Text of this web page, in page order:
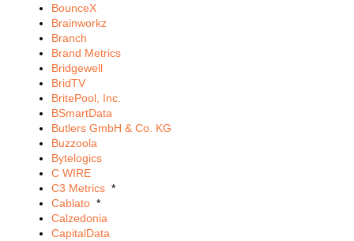
BounceX
Brainworkz
Branch
Brand Metrics
Bridgewell
BridTV
BritePool, Inc.
BSmartData
Butlers GmbH & Co. KG
Buzzoola
Bytelogics
C WIRE
C3 Metrics *
Cablato *
Calzedonia
CapitalData